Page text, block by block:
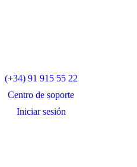
(+34) 91 915 55 22
Centro de soporte
Iniciar sesión